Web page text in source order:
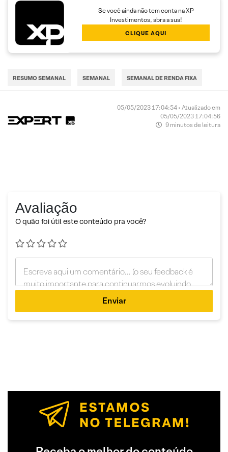
Se você ainda não tem conta na XP
Investimentos, abra a sua!
CLIQUE AQUI
RESUMO SEMANAL SEMANAL SEMANAL DE RENDA FIXA
05/05/2023 17:04:54 • Atualizado em
05/05/2023 17:04:56
9 minutos de leitura
Avaliação
O quão foi útil este conteúdo pra você?
Enviar